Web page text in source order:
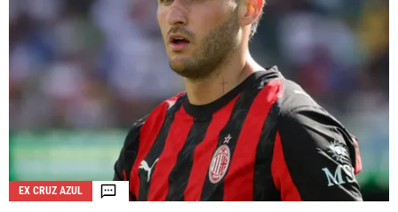
EX CRUZ AZUL